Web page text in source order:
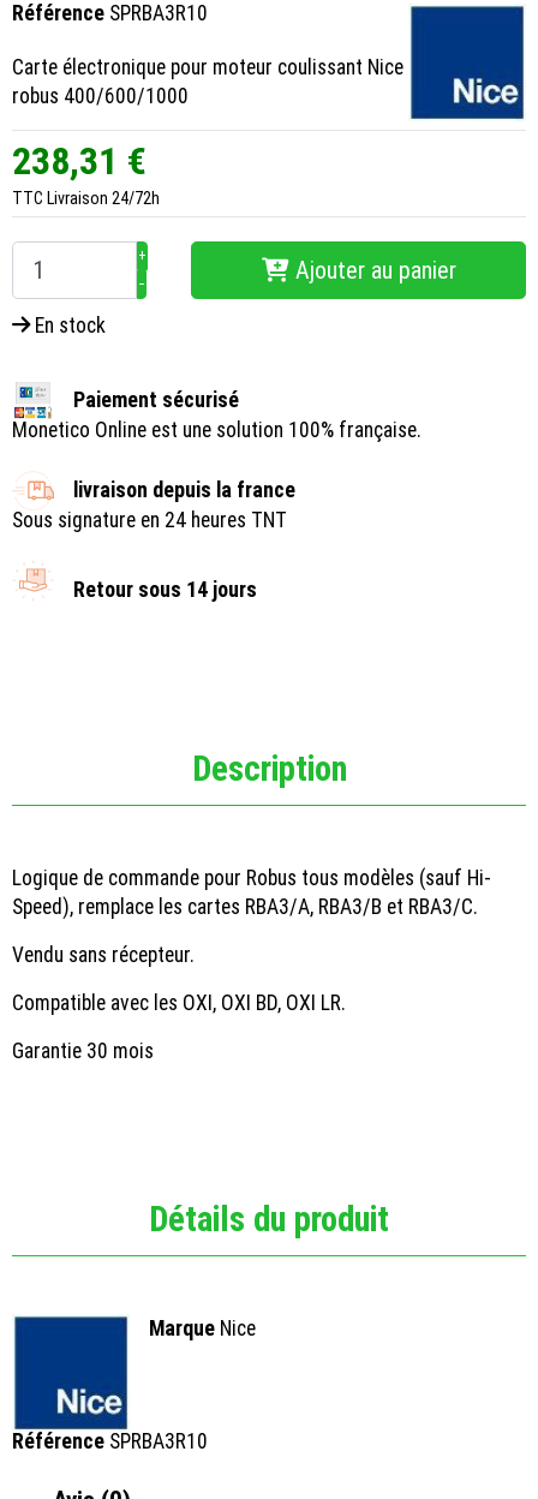
Référence SPRBA3R10
Carte électronique pour moteur coulissant Nice
robus 400/600/1000
238,31 €
TTC Livraison 24/72h
+
−
Ajouter au panier
En stock
Paiement sécurisé
Monetico Online est une solution 100% française.
livraison depuis la france
Sous signature en 24 heures TNT
Retour sous 14 jours
Description
Logique de commande pour Robus tous modèles (sauf Hi-
Speed), remplace les cartes RBA3/A, RBA3/B et RBA3/C.
Vendu sans récepteur.
Compatible avec les OXI, OXI BD, OXI LR.
Garantie 30 mois
Détails du produit
Marque Nice
Référence SPRBA3R10